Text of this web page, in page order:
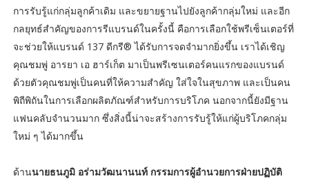
การรับรู้แก่กลุ่มลูกค้าเดิม และขยายฐานไปยังลูกค้ากลุ่มใหม่ และอีก
กลยุทธ์สำคัญของการรีแบรนด์ในครั้งนี้ คือการเลือกใช้พรีเซ็นเตอร์ที่
จะช่วยให้แบรนด์ 137 ดีกรี® ได้รับการจดจำมากยิ่งขึ้น เราได้เชิญ
คุณชมพู่ อารยา เอ ฮาร์เก็ต มาเป็นพรีเซนเตอร์คนแรกของแบรนด์
ด้วยตัวคุณชมพู่เป็นคนที่ให้ความสำคัญ ใส่ใจในสุขภาพ และเป็นคน
พิถีพิถันในการเลือกผลิตภัณฑ์สำหรับการบริโภค นอกจากนี้ยังมีฐาน
แฟนคลับจำนวนมาก ซึ่งสิ่งนี้น่าจะสร้างการรับรู้ให้แก่ผู้บริโภคกลุ่ม
ใหม่ ๆ ได้มากขึ้น
ด้านนายธนภูมิ อร่ามวัฒนานนท์ กรรมการผู้อำนวยการฝ่ายปฏิบัติ